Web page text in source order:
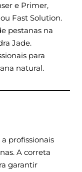
e Primer,
Fast Solution.
pestanas na
Jade.
para
natural.
profissionais
A correta
garantir